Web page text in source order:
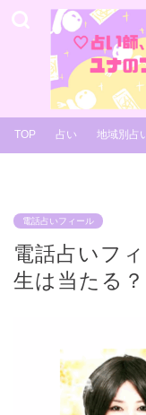
TOP 占い 地域別占
電話占いフィール
電話占いフ
生は当たる